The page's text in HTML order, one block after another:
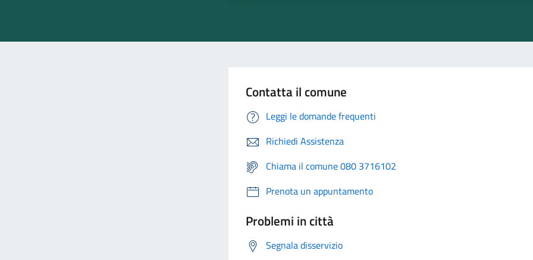
Contatta il comune
Leggi le domande frequenti
Richiedi Assistenza
Chiama il comune 080 3716102
Prenota un appuntamento
Problemi in città
Segnala disservizio